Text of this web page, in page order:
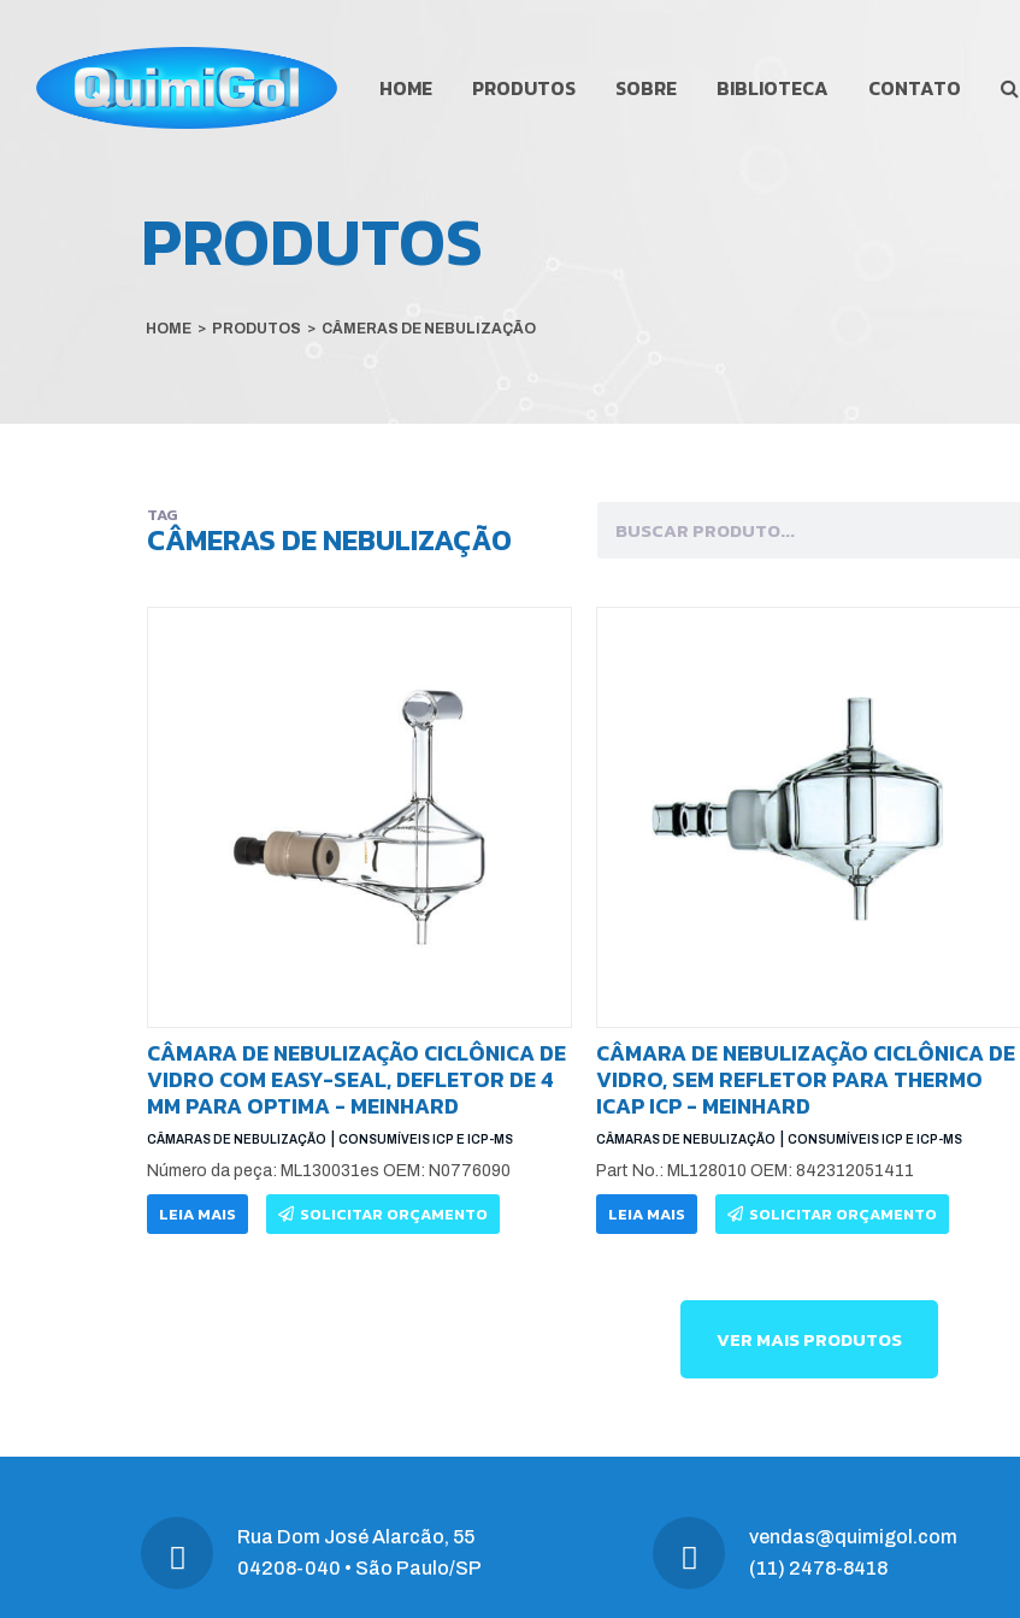
HOME PRODUTOS SOBRE BIBLIOTECA CONTATO
PRODUTOS
HOME > PRODUTOS > CÂMERAS DE NEBULIZAÇÃO
TAG
CÂMERAS DE NEBULIZAÇÃO
CÂMARA DE NEBULIZAÇÃO CICLÔNICA DE
VIDRO COM EASY-SEAL, DEFLETOR DE 4
MM PARA OPTIMA - MEINHARD
CÂMARAS DE NEBULIZAÇÃO CONSUMÍVEIS ICP E ICP-MS
Número da peça: ML130031es OEM: N0776090
LEIA MAIS SOLICITAR ORÇAMENTO
CÂMARA DE NEBULIZAÇÃO CICLÔNICA DE
VIDRO, SEM REFLETOR PARA THERMO
ICAP ICP - MEINHARD
CÂMARAS DE NEBULIZAÇÃO CONSUMÍVEIS ICP E ICP-MS
Part No.: ML128010 OEM: 842312051411
LEIA MAIS SOLICITAR ORÇAMENTO
VER MAIS PRODUTOS
Rua Dom José Alarcão, 55
04208-040 • São Paulo/SP
vendas@quimigol.com
(11) 2478-8418